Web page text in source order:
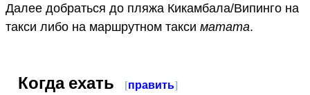
Далее добраться до пляжа Кикамбала/Випинго на
такси либо на маршрутном такси матата.
Когда ехать [править]